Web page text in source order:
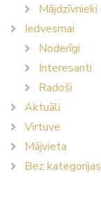
Mājdzīvnieki
Iedvesmai
Noderīgi
Interesanti
Radoši
Aktuāli
Virtuve
Mājvieta
Bez kategorijas